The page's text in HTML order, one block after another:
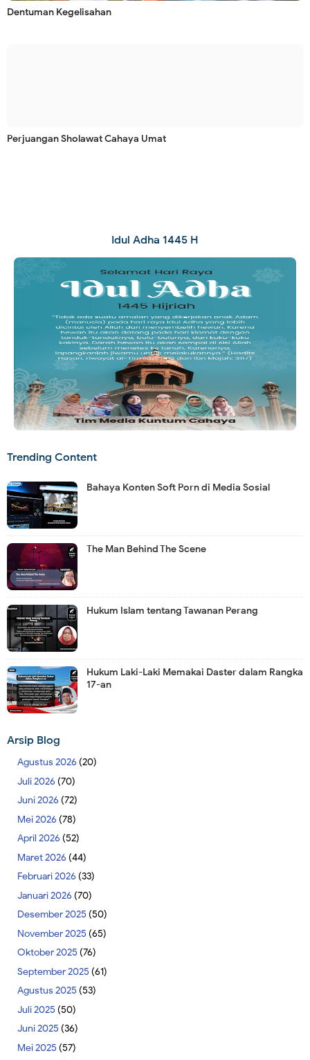
Dentuman Kegelisahan
Perjuangan Sholawat Cahaya Umat
Idul Adha 1445 H
Trending Content
Bahaya Konten Soft Porn di Media Sosial
The Man Behind The Scene
Hukum Islam tentang Tawanan Perang
Hukum Laki-Laki Memakai Daster dalam Rangka
17-an
Arsip Blog
Agustus 2026 (20)
Juli 2026 (70)
Juni 2026 (72)
Mei 2026 (78)
April 2026 (52)
Maret 2026 (44)
Februari 2026 (33)
Januari 2026 (70)
Desember 2025 (50)
November 2025 (65)
Oktober 2025 (76)
September 2025 (61)
Agustus 2025 (53)
Juli 2025 (50)
Juni 2025 (36)
Mei 2025 (57)